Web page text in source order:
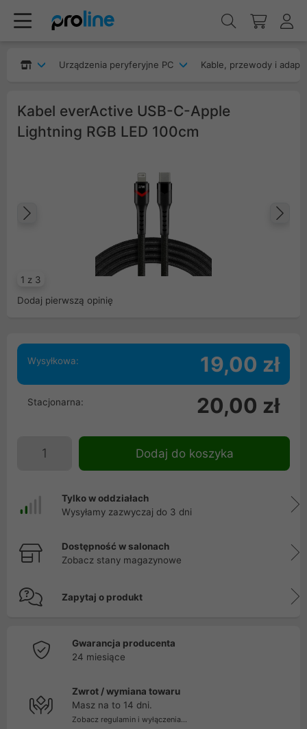
Urządzenia peryferyjne PC Kable, przewody i
Kabel everActive USB-C-Apple
Lightning RGB LED 100cm
1 z 3
Dodaj pierwszą opinię
Wysyłkowa: 19,00 zł
Stacjonarna: 20,00 zł
Dodaj do koszyka
Tylko w oddziałach
Wysyłamy zazwyczaj do 3 dni
Dostępność w salonach
Zobacz stany magazynowe
Zapytaj o produkt
Gwarancja producenta
24 miesiące
Zwrot / wymiana towaru
Masz na to 14 dni.
Zobacz regulamin i wyłączenia...